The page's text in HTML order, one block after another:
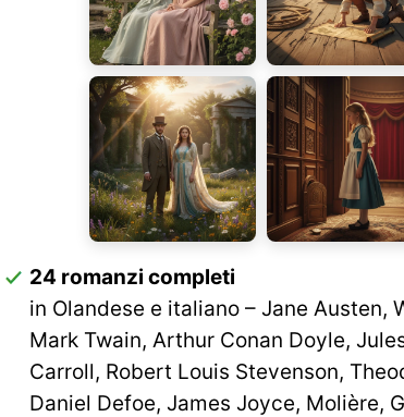
24 romanzi completi
in Olandese e italiano – Jane Austen,
Mark Twain, Arthur Conan Doyle,
Carroll, Robert Louis Stevenson,
Daniel Defoe, James Joyce, Molière,